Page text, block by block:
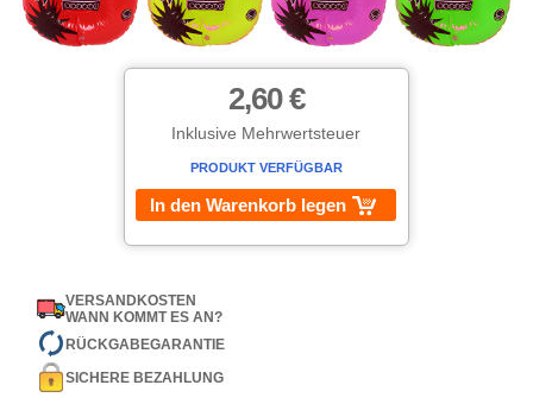
2,60 €
Inklusive Mehrwertsteuer
PRODUKT VERFÜGBAR
In den Warenkorb legen
VERSANDKOSTEN
WANN KOMMT ES AN?
RÜCKGABEGARANTIE
SICHERE BEZAHLUNG